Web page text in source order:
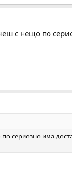
с нещо по
сериозно има